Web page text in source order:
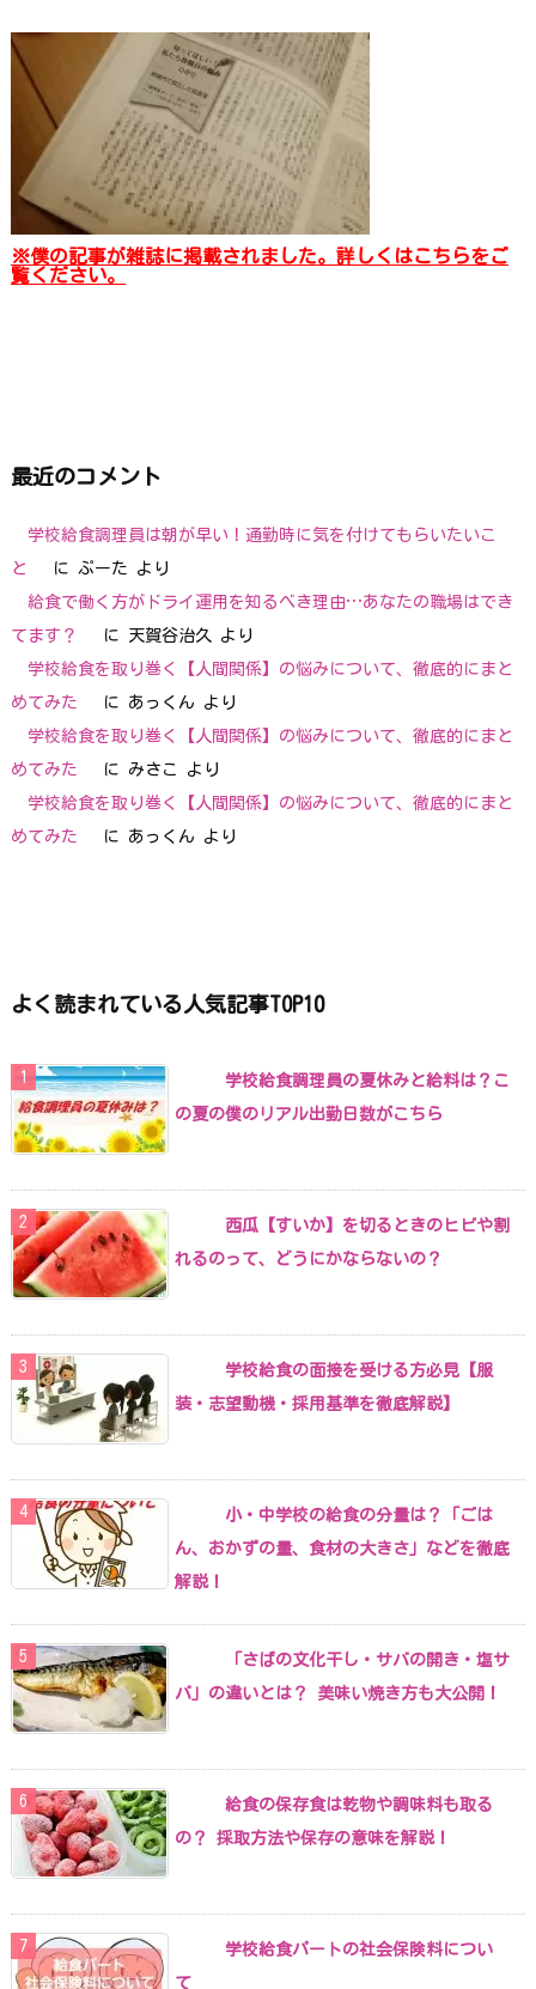
※僕の記事が雑誌に掲載されました。詳しくはこちらをご
覧ください。
最近のコメント
学校給食調理員は朝が早い！通勤時に気を付けてもらいたいこ
と
に ぷーた より
給食で働く方がドライ運用を知るべき理由…あなたの職場はでき
てます？
に 天賀谷治久 より
学校給食を取り巻く【人間関係】の悩みについて、徹底的にまと
めてみた
に あっくん より
学校給食を取り巻く【人間関係】の悩みについて、徹底的にまと
めてみた
に みさこ
より
学校給食を取り巻く【人間関係】の悩みについて、徹底的にまと
めてみた
に あっくん より
よく読まれている人気記事TOP10
学校給食調理員の夏休みと給料は？こ
の夏の僕のリアル出勤日数がこちら
西瓜【すいか】を切るときのヒビや割
れるのって、どうにかならないの？
学校給食の面接を受ける方必見【服
装・志望動機・採用基準を徹底解説】
小・中学校の給食の分量は？「ごは
ん、おかずの量、食材の大きさ」などを徹底
解説！
「さばの文化干し・サバの開き・塩サ
バ」の違いとは？ 美味い焼き方も大公開！
給食の保存食は乾物や調味料も取る
の？ 採取方法や保存の意味を解説！
学校給食パートの社会保険料につい
て